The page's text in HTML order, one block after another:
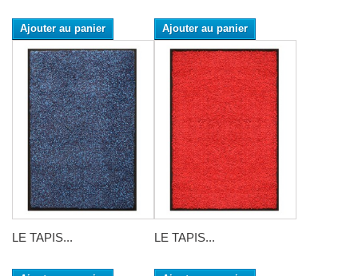
Ajouter au panier Ajouter au panier
LE TAPIS... LE TAPIS...